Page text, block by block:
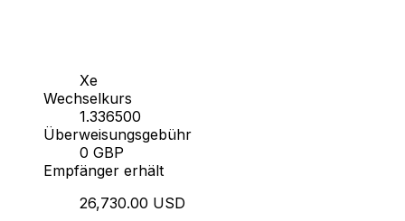
Xe
Wechselkurs
1.336500
Überweisungsgebühr
0 GBP
Empfänger erhält
26,730.00 USD